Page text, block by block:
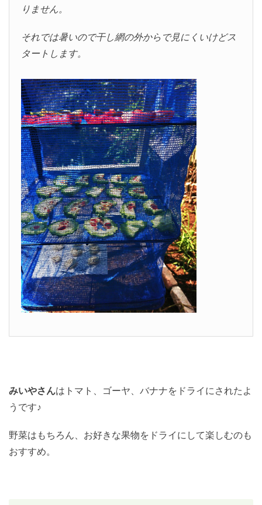
りません。
それでは暑いので干し網の外からで見にくいけどス
タートします。
みいやさんはトマト、ゴーヤ、バナナをドライにされたよ
うです♪
野菜はもちろん、お好きな果物をドライにして楽しむのも
おすすめ。